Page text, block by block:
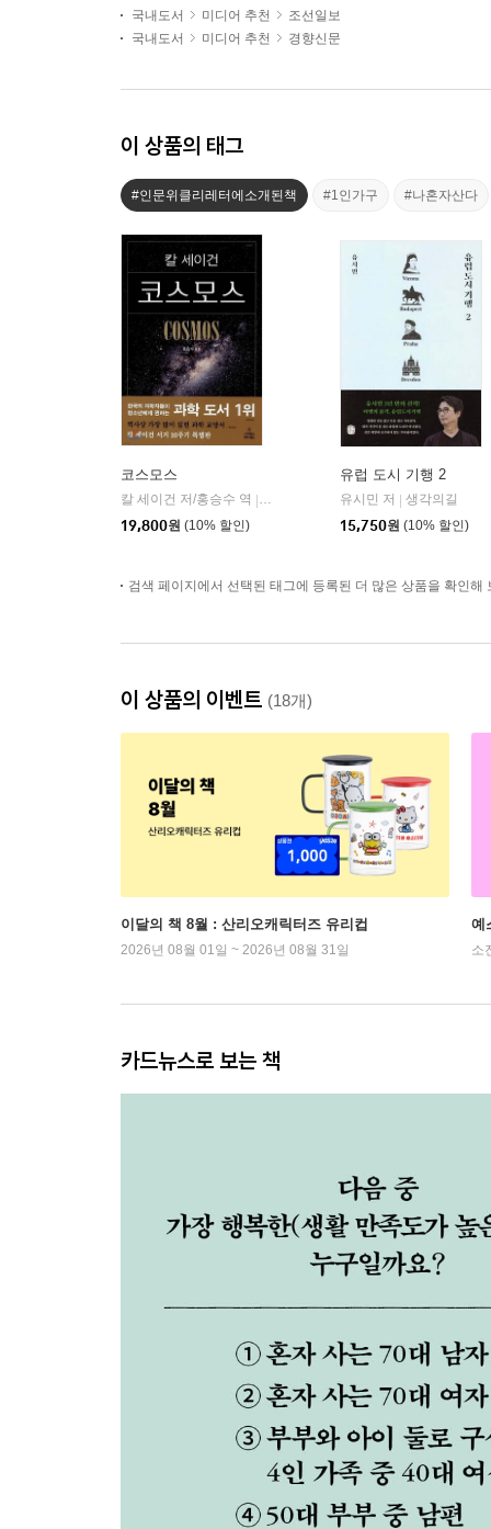
국내도서 미디어 추천
조선일보
국내도서
미디어 추천 경향신문
이 상품의 태그
#인문위클리레터에소개된책 #1인가구 #나혼자산다
코스모스
칼 세이건 저/홍승수 역
사이언스북스
19,800원 (10% 할인)
유럽 도시 기행 2
유시민 저
생각의길
15,750원 (10% 할인)
검색 페이지에서 선택된 태그에 등록된 더 많은 상품을 확인해
이 상품의 이벤트 (18개)
이달의 책 8월 : 산리오캐릭터즈 유리컵
2026년 08월 01일 ~ 2026년 08월 31일
예
소
카드뉴스로 보는 책